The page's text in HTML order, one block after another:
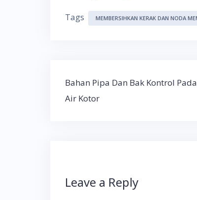
Tags MEMBERSIHKAN KERAK DAN NODA
Post
navigation
Bahan Pipa Dan Bak Kontrol
Air Kotor
Leave a Reply